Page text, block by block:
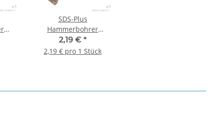
-
SDS-Plus
Hammerbohrer
(4speed+) 6 x 110 mm -
1 Stk.
2,19 € *
2,19 € pro 1 Stück